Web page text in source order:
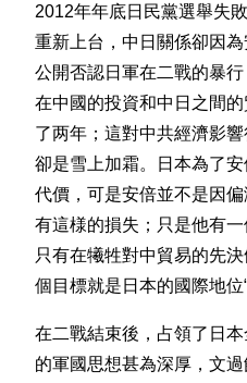
2012年年底日民黨選舉失
重新上台，中日關係卻因
公開否認日軍在二戰的暴
在中國的投資和中日之間
了两年；這對中共經濟影
卻是雪上加霜。日本為了
代價，可是安倍並不是因
有這様的損失；只是他有
只有在犧牲對中貿易的先
個目標就是日本的國際地位“
在二戰結束後，占領了日
的軍國思想甚為深厚，文